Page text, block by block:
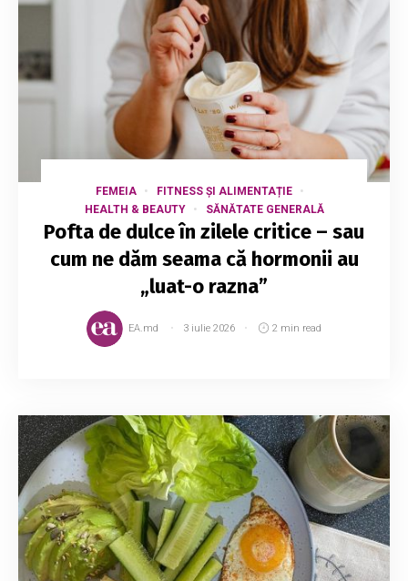
FEMEIA
FITNESS ȘI ALIMENTAȚIE
HEALTH & BEAUTY
SĂNĂTATE GENERALĂ
Pofta de dulce în zilele critice – sau
cum ne dăm seama că hormonii au
„luat-o razna”
EA.md 3 iulie 2026 2 min read